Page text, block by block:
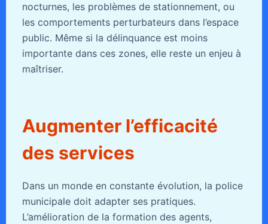
nocturnes, les problèmes de stationnement, ou
les comportements perturbateurs dans l’espace
public. Même si la délinquance est moins
importante dans ces zones, elle reste un enjeu à
maîtriser.
Augmenter l’efficacité
des services
Dans un monde en constante évolution, la police
municipale doit adapter ses pratiques.
L’amélioration de la formation des agents,